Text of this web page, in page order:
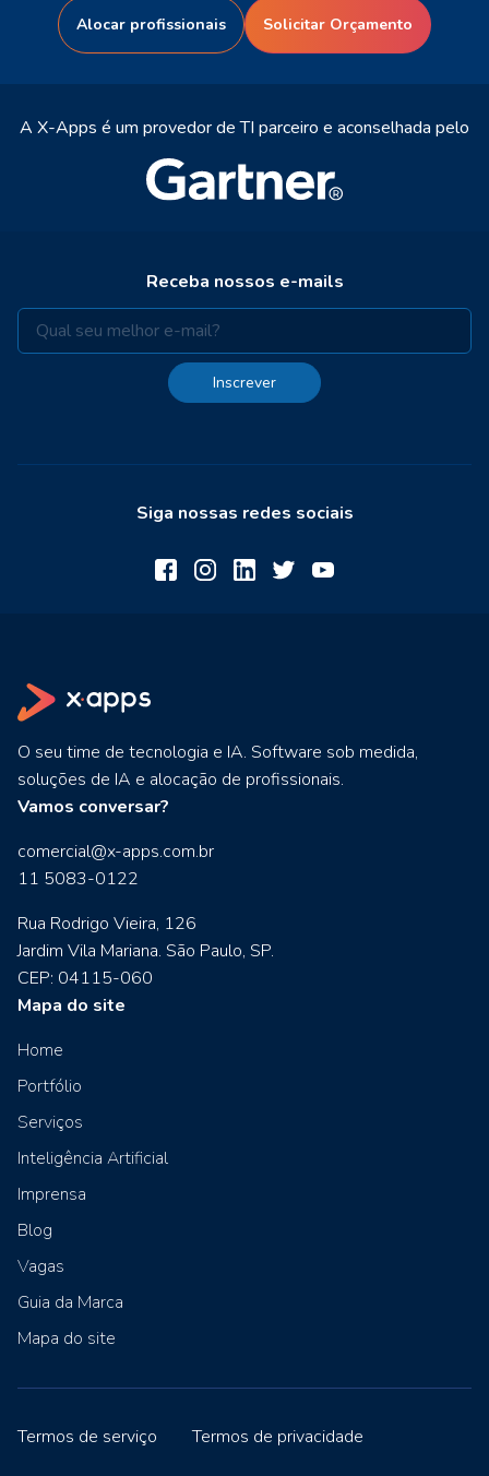
Alocar profissionais Solicitar Orçamento
A X-Apps é um provedor de TI parceiro e aconselhada pelo
Receba nossos e-mails
Inscrever
Siga nossas redes sociais
O seu time de tecnologia e IA. Software sob medida,
soluções de IA e alocação de profissionais.
Vamos conversar?
comercial@x-apps.com.br
11 5083-0122
Rua Rodrigo Vieira, 126
Jardim Vila Mariana. São Paulo, SP.
CEP: 04115-060
Mapa do site
Home
Portfólio
Serviços
Inteligência Artificial
Imprensa
Blog
Vagas
Guia da Marca
Mapa do site
Termos de serviço Termos de privacidade